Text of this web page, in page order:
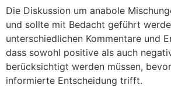
Die Diskussion um anabole
und sollte mit Bedacht geführt
unterschiedlichen Kommentare und
dass sowohl positive als auch
berücksichtigt werden müssen,
informierte Entscheidung trifft.